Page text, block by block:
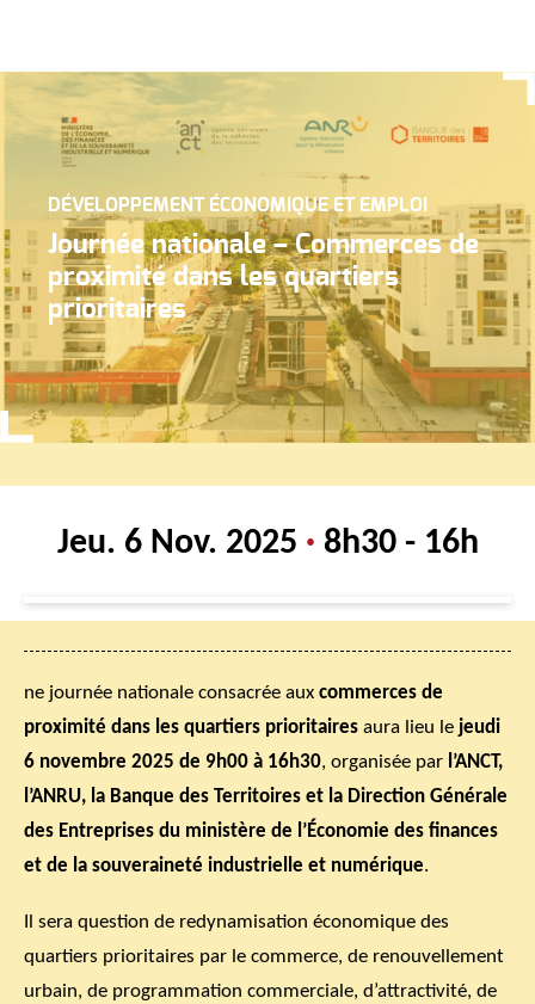
DÉVELOPPEMENT ÉCONOMIQUE ET EMPLOI
Journée nationale – Commerces de
proximité dans les quartiers
prioritaires
Jeu. 6 Nov. 2025 · 8h30 - 16h
ne journée nationale consacrée aux commerces de
proximité dans les quartiers prioritaires aura lieu le jeudi
6 novembre 2025 de 9h00 à 16h30, organisée par l’ANCT,
l’ANRU, la Banque des Territoires et la Direction Générale
des Entreprises du ministère de l’Économie des finances
et de la souveraineté industrielle et numérique.
Il sera question de redynamisation économique des
quartiers prioritaires par le commerce, de renouvellement
urbain, de programmation commerciale, d’attractivité, de